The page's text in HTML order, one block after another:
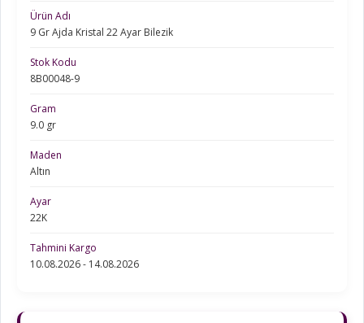
Ürün Adı
9 Gr Ajda Kristal 22 Ayar Bilezik
Stok Kodu
8B00048-9
Gram
9.0 gr
Maden
Altın
Ayar
22K
Tahmini Kargo
10.08.2026 - 14.08.2026